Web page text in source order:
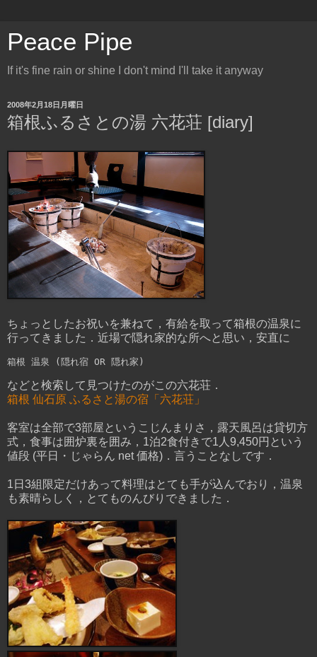
Peace Pipe
If it's fine rain or shine I don't mind I'll take it anyway
2008年2月18日月曜日
箱根ふるさとの湯 六花荘 [diary]
ちょっとしたお祝いを兼ねて，有給を取って箱根の温泉に
行ってきました．近場で隠れ家的な所へと思い，安直に
などと検索して見つけたのがこの六花荘．
箱根 仙石原 ふるさと湯の宿「六花荘」
客室は全部で3部屋というこじんまりさ，露天風呂は貸切方
式，食事は囲炉裏を囲み，1泊2食付きで1人9,450円という
値段 (平日・じゃらん net 価格)．言うことなしです．
1日3組限定だけあって料理はとても手が込んでおり，温泉
も素晴らしく，とてものんびりできました．